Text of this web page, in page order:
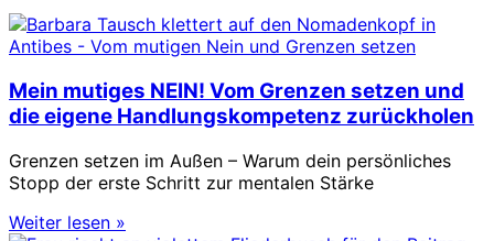
Mein mutiges NEIN! Vom Grenzen setzen und
die eigene Handlungskompetenz zurückholen
Grenzen setzen im Außen – Warum dein persönliches
Stopp der erste Schritt zur mentalen Stärke
Weiter lesen »